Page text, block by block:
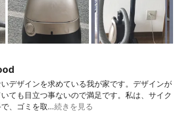
デザインを求めている我が家です。デザインが
ても目立つ事ないので満足です。私は、サイク
で、ゴミを取…続きを見る